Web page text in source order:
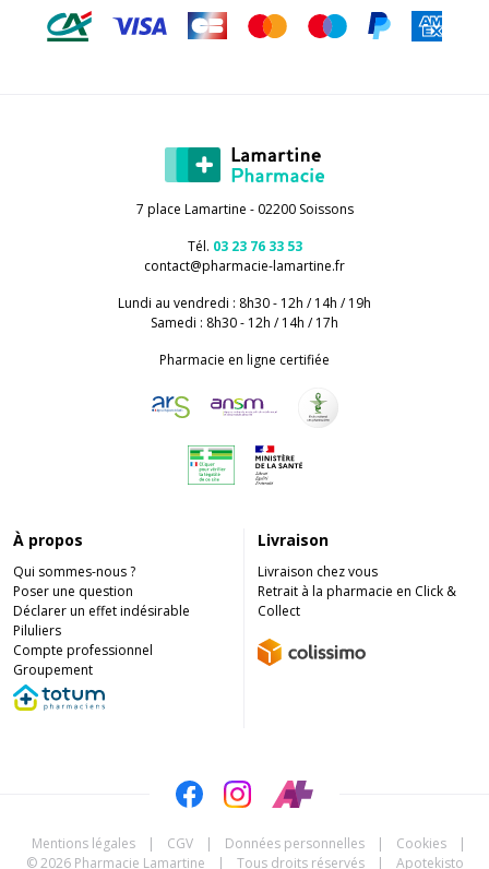
7 place Lamartine - 02200 Soissons
Tél. 03 23 76 33 53
contact@pharmacie-lamartine.fr
Lundi au vendredi : 8h30 - 12h / 14h / 19h
Samedi : 8h30 - 12h / 14h / 17h
Pharmacie en ligne certifiée
À propos
Qui sommes-nous ?
Poser une question
Déclarer un effet indésirable
Piluliers
Compte professionnel
Groupement
Livraison
Livraison chez vous
Retrait à la pharmacie en Click &
Collect
Mentions légales | CGV | Données personnelles | Cookies
|
© 2026 Pharmacie Lamartine
| Tous droits réservés | Apotekisto